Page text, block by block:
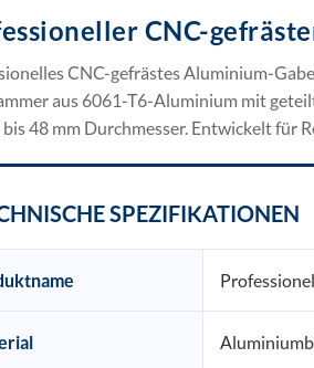
CNC-
CNC-gefrästes Aluminium-
aus 6061-T6-Aluminium mit
48 mm Durchmesser. Entwickelt für
SPEZIFIKATIONEN